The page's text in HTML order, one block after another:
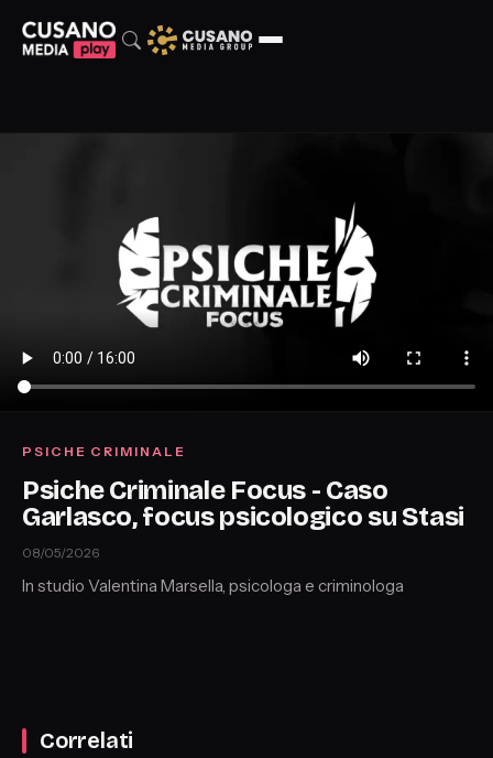
PSICHE CRIMINALE
Psiche Criminale Focus - Caso
Garlasco, focus psicologico su Stasi
08/05/2026
In studio Valentina Marsella, psicologa e criminologa
Correlati